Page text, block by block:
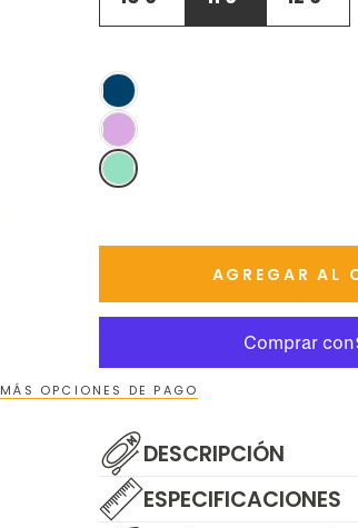
AGREGAR AL
MÁS OPCIONES DE PAGO
DESCRIPCIÓN
ESPECIFICACIONES